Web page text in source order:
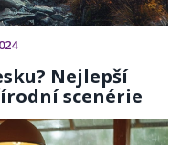
Nejlepší
scenérie